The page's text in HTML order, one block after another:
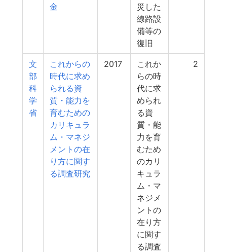
金
災した
線路設
備等の
復旧
文
部
科
学
省
これからの
時代に求め
られる資
質・能力を
育むための
カリキュラ
ム・マネジ
メントの在
り方に関す
る調査研究
2017
これか
らの時
代に求
められ
る資
質・能
力を育
むため
のカリ
キュラ
ム・マ
ネジメ
ントの
在り方
に関す
る調査
2